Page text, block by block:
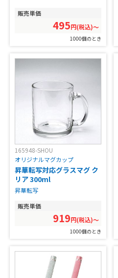
販売単価
495円(税込)〜
1000個のとき
165948-SHOU
オリジナルマグカップ
昇華転写対応グラスマグ ク
リア 300ml
昇華転写
販売単価
919円(税込)〜
1000個のとき